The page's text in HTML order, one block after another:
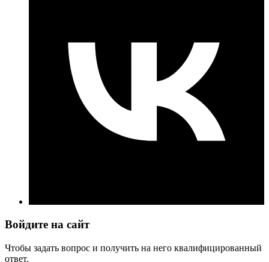
Войдите на сайт
Чтобы задать вопрос и получить на него квалифицированный
ответ.